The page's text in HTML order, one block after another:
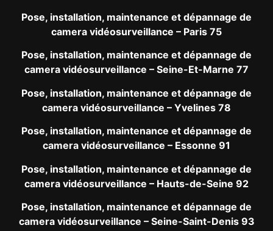
Pose, installation, maintenance et dépannage de
camera vidéosurveillance – Paris 75
Pose, installation, maintenance et dépannage de
camera vidéosurveillance – Seine-Et-Marne 77
Pose, installation, maintenance et dépannage de
camera vidéosurveillance – Yvelines 78
Pose, installation, maintenance et dépannage de
camera vidéosurveillance – Essonne 91
Pose, installation, maintenance et dépannage de
camera vidéosurveillance – Hauts-de-Seine 92
Pose, installation, maintenance et dépannage de
camera vidéosurveillance – Seine-Saint-Denis 93